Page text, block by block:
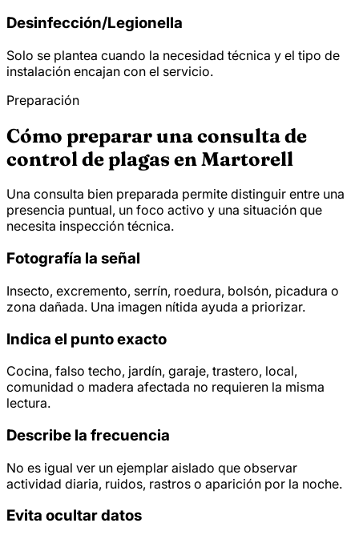
Desinfección/Legionella
Solo se plantea cuando la necesidad técnica y el tipo de
instalación encajan con el servicio.
Preparación
Cómo preparar una consulta de
control de plagas en Martorell
Una consulta bien preparada permite distinguir entre una
presencia puntual, un foco activo y una situación que
necesita inspección técnica.
Fotografía la señal
Insecto, excremento, serrín, roedura, bolsón, picadura o
zona dañada. Una imagen nítida ayuda a priorizar.
Indica el punto exacto
Cocina, falso techo, jardín, garaje, trastero, local,
comunidad o madera afectada no requieren la misma
lectura.
Describe la frecuencia
No es igual ver un ejemplar aislado que observar
actividad diaria, ruidos, rastros o aparición por la noche.
Evita ocultar datos